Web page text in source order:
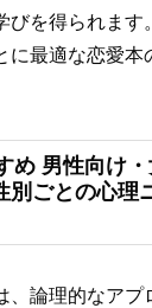
びを得られます
に最適な恋愛本
め 男性向け
別ごとの心理
、論理的なアプ